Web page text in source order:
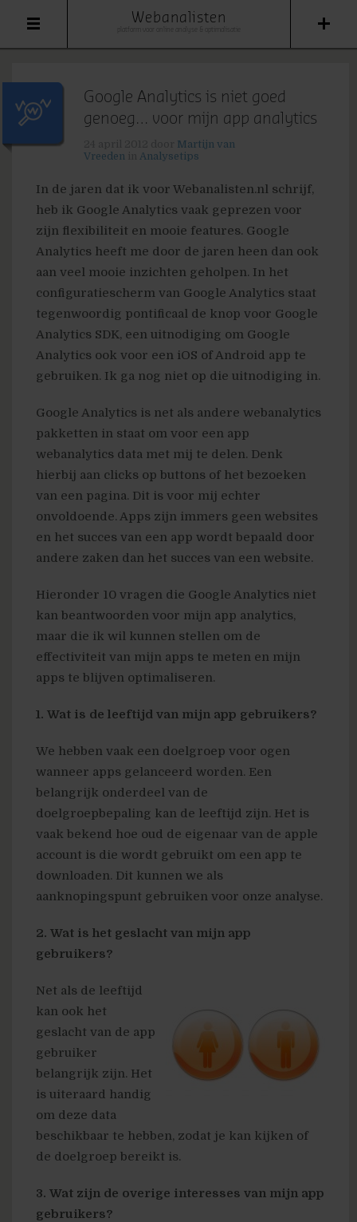
Webanalisten
Google Analytics is niet goed
genoeg… voor mijn app analytics
Martijn van
Vreeden
Analysetips
In de jaren dat ik voor Webanalisten.nl schrijf,
heb ik Google Analytics vaak geprezen voor
zijn flexibiliteit en mooie features. Google
Analytics heeft me door de jaren heen dan ook
aan veel mooie inzichten geholpen. In het
configuratiescherm van Google Analytics staat
tegenwoordig pontificaal de knop voor Google
Analytics SDK, een uitnodiging om Google
Analytics ook voor een iOS of Android app te
gebruiken. Ik ga nog niet op die uitnodiging in.
Google Analytics is net als andere webanalytics
pakketten in staat om voor een app
webanalytics data met mij te delen. Denk
hierbij aan clicks op buttons of het bezoeken
van een pagina. Dit is voor mij echter
onvoldoende. Apps zijn immers geen websites
en het succes van een app wordt bepaald door
andere zaken dan het succes van een website.
Hieronder 10 vragen die Google Analytics niet
kan beantwoorden voor mijn app analytics,
maar die ik wil kunnen stellen om de
effectiviteit van mijn apps te meten en mijn
apps te blijven optimaliseren.
1. Wat is de leeftijd van mijn app gebruikers?
We hebben vaak een doelgroep voor ogen
wanneer apps gelanceerd worden. Een
belangrijk onderdeel van de
doelgroepbepaling kan de leeftijd zijn. Het is
vaak bekend hoe oud de eigenaar van de apple
account is die wordt gebruikt om een app te
downloaden. Dit kunnen we als
aanknopingspunt gebruiken voor onze analyse.
2. Wat is het geslacht van mijn app
gebruikers?
Net als de leeftijd
kan ook het
geslacht van de app
gebruiker
belangrijk zijn. Het
is uiteraard handig
om deze data
beschikbaar te hebben, zodat je kan kijken of
de doelgroep bereikt is.
3. Wat zijn de overige interesses van mijn app
gebruikers?